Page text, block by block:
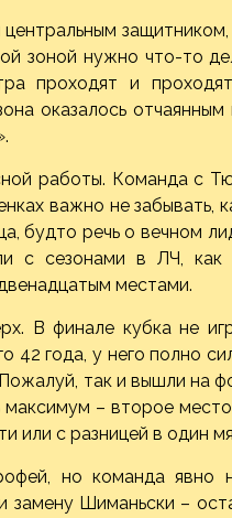
зоной нужно что-то
проходят и
оказалось
работы. Команда с
важно не
будто речь о вечном
с сезонами в ЛЧ,
местами.
В финале кубка не
42 года, у него полно
так и вышли на
– второе
или с разницей в один
но команда явно
замену Шиманьски –